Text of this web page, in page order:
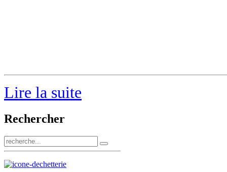
Lire la suite
Rechercher